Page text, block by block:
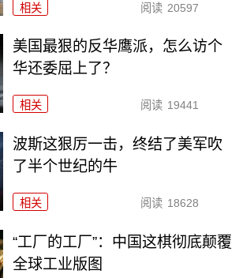
相关 阅读 20597
美国最狠的反华鹰派，怎么访个
华还委屈上了？
相关 阅读 19441
波斯这狠厉一击，终结了美军吹
了半个世纪的牛
相关 阅读 18628
“工厂的工厂”：中国这棋彻底颠覆
全球工业版图